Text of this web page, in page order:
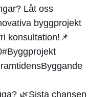
Låt oss
byggprojekt
konsultation!📌